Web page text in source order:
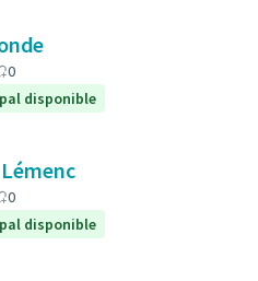
0
disponible
0
disponible